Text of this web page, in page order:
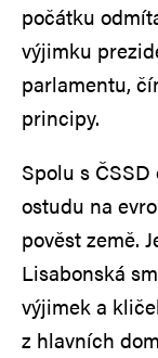
počátku
výjimku
parlamentu,
principy.
Spolu s
ostudu na
pověst země.
Lisabonská
výjimek a
z hlavních